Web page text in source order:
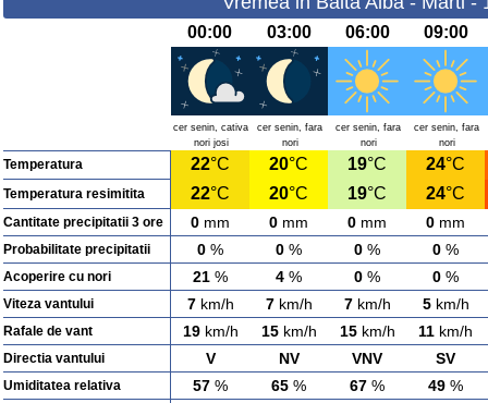
00:00 03:00 06:00 09:00
cer senin, cativa
nori josi
cer senin, fara
nori
cer senin, fara
nori
cer senin, fara
nori
Temperatura 22°C 20°C 19°C 24°C
Temperatura resimitita 22°C 20°C 19°C 24°C
Cantitate precipitatii 3 ore 0 mm 0 mm 0 mm 0 mm
Probabilitate precipitatii 0 % 0 % 0 % 0 %
Acoperire cu nori 21 % 4 % 0 % 0 %
Viteza vantului 7km/h 7km/h 7km/h 5km/h
Rafale de vant 19km/h 15km/h 15km/h 11 km/h
Directia vantului V NV VNV SV
Umiditatea relativa 57 % 65 % 67 % 49 %